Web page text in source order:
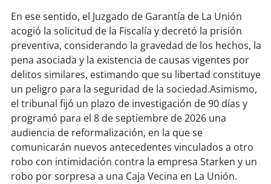
soysanantonio
soychillán
soysancarlos
soytalcahuano
soyconcepción
soycoronel
En ese sentido, el Juzgado de Garantía de La Unión
acogió la solicitud de la Fiscalía y decretó la prisión
preventiva, considerando la gravedad de los hechos, la
pena asociada y la existencia de causas vigentes por
delitos similares, estimando que su libertad constituye
un peligro para la seguridad de la sociedad.Asimismo,
el tribunal fijó un plazo de investigación de 90 días y
programó para el 8 de septiembre de 2026 una
audiencia de reformalización, en la que se
comunicarán nuevos antecedentes vinculados a otro
robo con intimidación contra la empresa Starken y un
robo por sorpresa a una Caja Vecina en La Unión.